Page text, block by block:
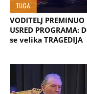
TUGA
VODITELJ PREMINUO
USRED PROGRAMA:
se velika TRAGEDIJA